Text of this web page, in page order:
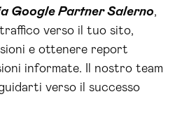
Google Partner Salerno,
verso il tuo sito,
e ottenere report
informate. Il nostro team
verso il successo